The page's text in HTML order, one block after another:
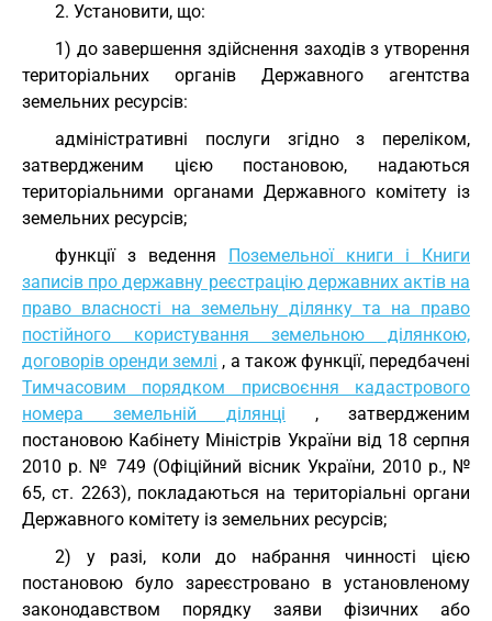
2. Установити, що:
1) до завершення здійснення заходів з утворення
територіальних органів Державного агентства
земельних ресурсів:
адміністративні послуги згідно з переліком,
затвердженим цією постановою, надаються
територіальними органами Державного комітету із
земельних ресурсів;
функції з ведення Поземельної книги і Книги
записів про державну реєстрацію державних актів на
право власності на земельну ділянку та на право
постійного користування земельною ділянкою,
договорів оренди землі , а також функції, передбачені
Тимчасовим порядком присвоєння кадастрового
номера земельній ділянці , затвердженим
постановою Кабінету Міністрів України від 18 серпня
2010 р. № 749 (Офіційний вісник України, 2010 р., №
65, ст. 2263), покладаються на територіальні органи
Державного комітету із земельних ресурсів;
2) у разі, коли до набрання чинності цією
постановою було зареєстровано в установленому
законодавством порядку заяви фізичних або